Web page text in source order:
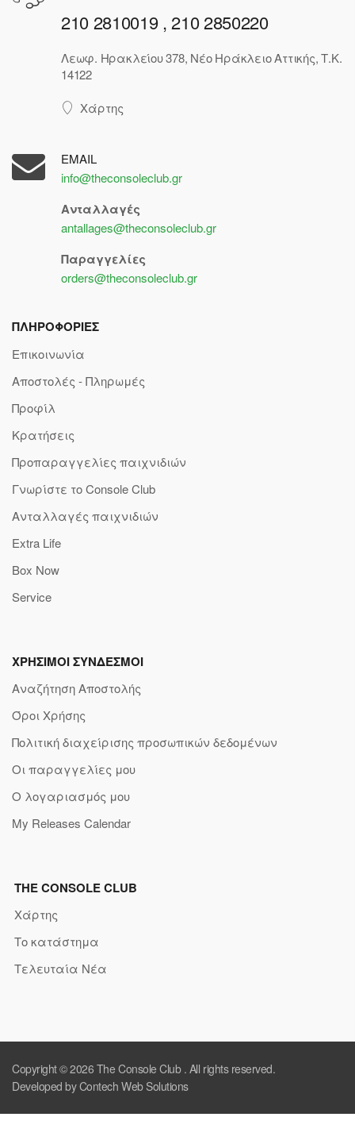
210 2810019 , 210 2850220
Λεωφ. Ηρακλείου 378, Νέο Ηράκλειο Αττικής, Τ.Κ.
14122
Χάρτης
EMAIL
info@theconsoleclub.gr
Ανταλλαγές
antallages@theconsoleclub.gr
Παραγγελίες
orders@theconsoleclub.gr
ΠΛΗΡΟΦΟΡΙΕΣ
Επικοινωνία
Αποστολές - Πληρωμές
Προφίλ
Κρατήσεις
Προπαραγγελίες παιχνιδιών
Γνωρίστε το Console Club
Ανταλλαγές παιχνιδιών
Extra Life
Box Now
Service
ΧΡΗΣΙΜΟΙ ΣΥΝΔΕΣΜΟΙ
Αναζήτηση Αποστολής
Όροι Χρήσης
Πολιτική διαχείρισης προσωπικών δεδομένων
Οι παραγγελίες μου
Ο λογαριασμός μου
My Releases Calendar
THE CONSOLE CLUB
Χάρτης
Το κατάστημα
Τελευταία Νέα
Copyright © 2026 The Console Club. All rights reserved.
Developed by Contech Web Solutions